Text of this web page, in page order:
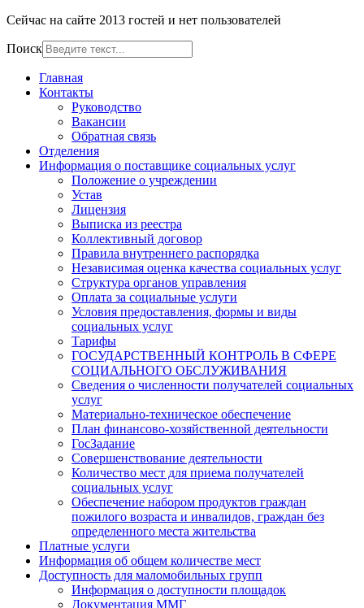
Сейчас на сайте 2013 гостей и нет пользователей
Поиск
Главная
Контакты
Руководство
Вакансии
Обратная связь
Отделения
Информация о поставщике социальных услуг
Положение о учреждении
Устав
Лицензия
Выписка из реестра
Коллективный договор
Правила внутреннего распорядка
Независимая оценка качества социальных услуг
Структура органов управления
Оплата за социальные услуги
Условия предоставления, формы и виды
социальных услуг
Тарифы
ГОСУДАРСТВЕННЫЙ КОНТРОЛЬ В СФЕРЕ
СОЦИАЛЬНОГО ОБСЛУЖИВАНИЯ
Сведения о численности получателей социальных
услуг
Материально-техническое обеспечение
План финансово-хозяйственной деятельности
ГосЗадание
Совершенствование деятельности
Количество мест для приема получателей
социальных услуг
Обеспечение набором продуктов граждан
пожилого возраста и инвалидов, граждан без
определенного места жительства
Платные услуги
Информация об общем количестве мест
Доступность для маломобильных групп
Информация о доступности площадок
Документация ММГ